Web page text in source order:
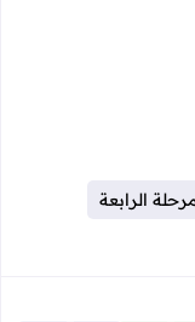
الرابعة